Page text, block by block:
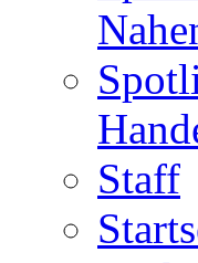
Staff